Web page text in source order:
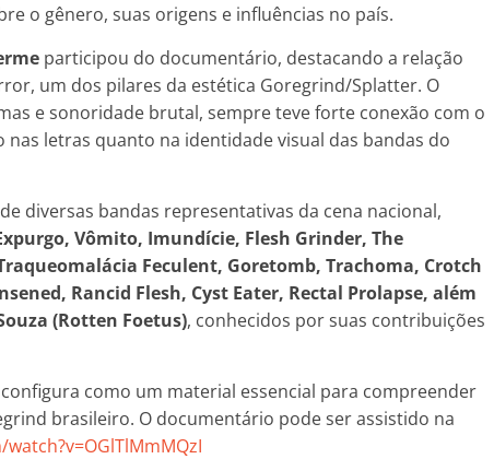
o gênero, suas origens e influências no país.
participou do documentário, destacando a relação
um dos pilares da estética Goregrind/Splatter. O
e sonoridade brutal, sempre teve forte conexão com o
letras quanto na identidade visual das bandas do
diversas bandas representativas da cena nacional,
Vômito, Imundície, Flesh Grinder, The
Feculent, Goretomb, Trachoma, Crotch
Rancid Flesh, Cyst Eater, Rectal Prolapse, além
(Rotten Foetus), conhecidos por suas contribuições
como um material essencial para compreender
brasileiro. O documentário pode ser assistido na